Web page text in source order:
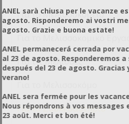
Για το Μελισσοκομείο
Για τις Μέλισσες
Για το Συσκευαστήριο
ANEL sarà chiusa per le vacanze
agosto. Risponderemo ai vostri
agosto. Grazie e buona estate!
ANEL permanecerá cerrada por
al 23 de agosto. Responderemos
después del 23 de agosto.
verano!
ANEL sera fermée pour les
Nous répondrons à vos messages
23 août. Merci et bon été!